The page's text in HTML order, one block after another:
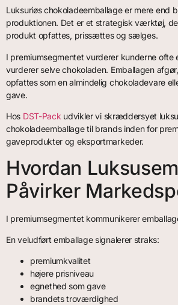
Luksuriøs chokoladeemballage er mere end
produktionen. Det er et strategisk værktøj,
produkt opfattes, prissættes og sælges.
I premiumsegmentet vurderer kunderne ofte
vurderer selve chokoladen. Emballagen
opfattes som en almindelig chokoladevare
gave.
Hos DST-Pack udvikler vi skræddersyet
chokoladeemballage til brands inden for
gaveprodukter og eksportmarkeder.
Hvordan
Påvirker
I premiumsegmentet kommunikerer
En veludført emballage signalerer straks:
premiumkvalitet
højere prisniveau
egnethed som gave
brandets troværdighed